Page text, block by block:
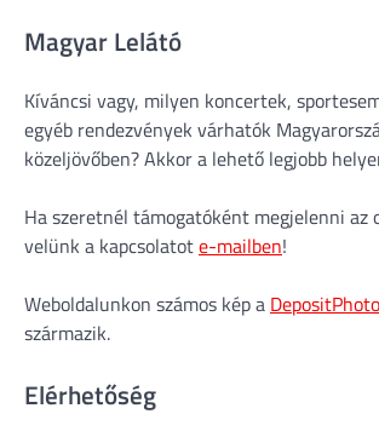
Magyar Lelátó
Kíváncsi vagy, milyen koncertek,
egyéb rendezvények várhatók
közeljövőben? Akkor a lehető legjobb
Ha szeretnél támogatóként megjelenni az
velünk a kapcsolatote-mailben!
Weboldalunkon számos kép a
származik.
Elérhetőség